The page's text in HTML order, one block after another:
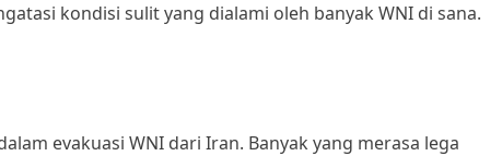
kondisi sulit yang dialami oleh banyak WNI di sana.
evakuasi WNI dari Iran. Banyak yang merasa lega